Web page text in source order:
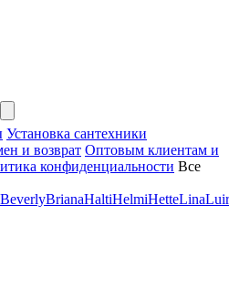
Установка сантехники
и возврат Оптовым клиентам и
конфиденциальности Все
BeverlyBrianaHaltiHelmiHetteLina